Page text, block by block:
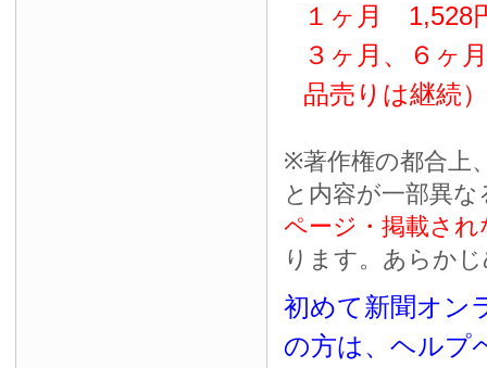
１ヶ月 1,528
３ヶ月、６ヶ
品売りは継続）
※著作権の都合上
と内容が一部異な
ページ・掲載され
ります。あらか
初めて新聞オン
の方は、ヘルプ